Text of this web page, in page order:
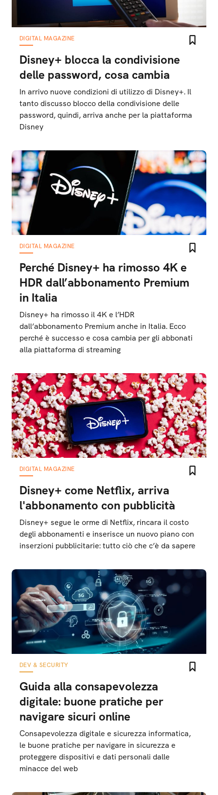
DIGITAL MAGAZINE
Disney+ blocca la condivisione
delle password, cosa cambia
In arrivo nuove condizioni di utilizzo di Disney+. Il
tanto discusso blocco della condivisione delle
password, quindi, arriva anche per la piattaforma
Disney
DIGITAL MAGAZINE
Perché Disney+ ha rimosso 4K e
HDR dall’abbonamento Premium
in Italia
Disney+ ha rimosso il 4K e l’HDR
dall’abbonamento Premium anche in Italia. Ecco
perché è successo e cosa cambia per gli abbonati
alla piattaforma di streaming
DIGITAL MAGAZINE
Disney+ come Netflix, arriva
l'abbonamento con pubblicità
Disney+ segue le orme di Netflix, rincara il costo
degli abbonamenti e inserisce un nuovo piano con
inserzioni pubblicitarie: tutto ciò che c’è da sapere
DEV & SECURITY
Guida alla consapevolezza
digitale: buone pratiche per
navigare sicuri online
Consapevolezza digitale e sicurezza informatica,
le buone pratiche per navigare in sicurezza e
proteggere dispositivi e dati personali dalle
minacce del web